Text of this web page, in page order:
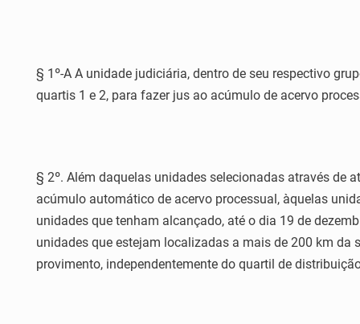
§ 1º-A A unidade judiciária, dentro de seu respectivo
quartis 1 e 2, para fazer jus ao acúmulo de acervo
§ 2º. Além daquelas unidades selecionadas através de
acúmulo automático de acervo processual, àquelas
unidades que tenham alcançado, até o dia 19 de
unidades que estejam localizadas a mais de 200 km da
provimento, independentemente do quartil de